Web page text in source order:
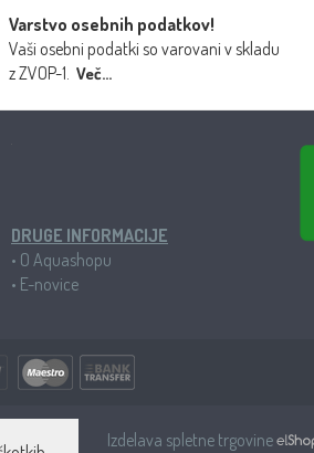
Varstvo osebnih podatkov!
Vaši osebni podatki so varovani v skladu
z ZVOP-1. Več...
DRUGE INFORMACIJE
• O Aquashopu
• E-novice
d.o.o. Izdelava spletne trgovine